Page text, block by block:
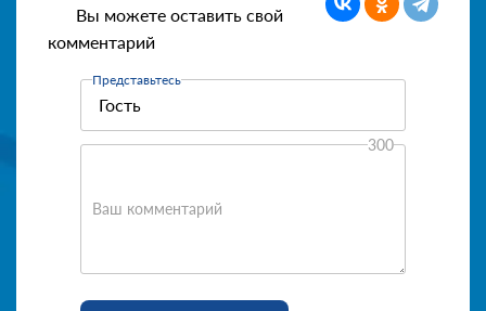
Вы можете оставить свой
комментарий
Представьтесь
Ваш комментарий
300